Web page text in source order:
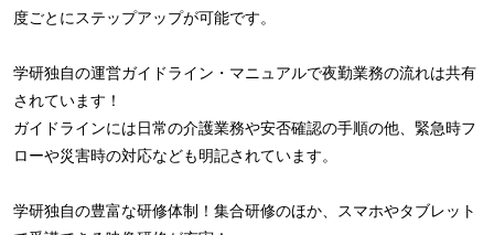
度ごとにステップアップが可能です。
学研独自の運営ガイドライン・マニュアルで夜勤業務の流れは共有
されています！
ガイドラインには日常の介護業務や安否確認の手順の他、緊急時フ
ローや災害時の対応なども明記されています。
学研独自の豊富な研修体制！集合研修のほか、スマホやタブレット